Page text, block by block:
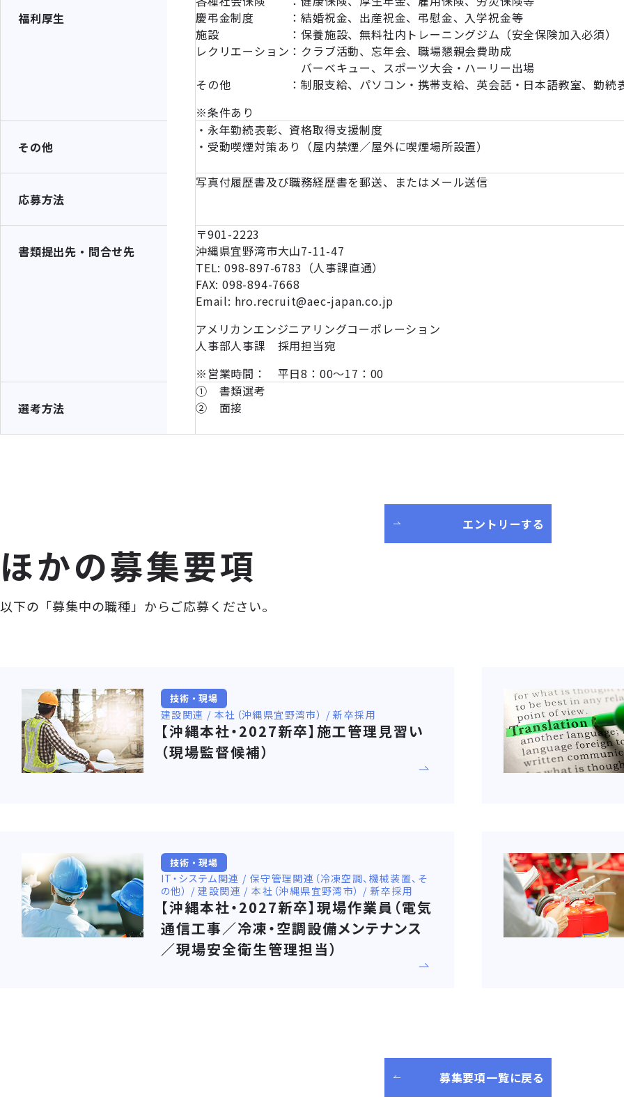
福利厚生
慶弔金制度 ：結婚祝金、出産祝金、弔慰金、入学祝金等
施設 ：保養施設、無料社内トレーニングジム（安全保険加入必須）
レクリエーション：クラブ活動、忘年会、職場懇親会費助成
バーベキュー、スポーツ大会・ハーリー出場
その他 ：制服支給、パソコン・携帯支給、英会話・日本語教室、勤続
※条件あり
その他
・永年勤続表彰、資格取得支援制度
・受動喫煙対策あり（屋内禁煙／屋外に喫煙場所設置）
応募方法
写真付履歴書及び職務経歴書を郵送、またはメール送信
書類提出先・問合せ先
〒901-2223
沖縄県宜野湾市大山7-11-47
TEL: 098-897-6783（人事課直通）
FAX: 098-894-7668
Email: hro.recruit@aec-japan.co.jp
アメリカンエンジニアリングコーポレーション
人事部人事課 採用担当宛
※営業時間： 平日8：00～17：00
選考方法
① 書類選考
② 面接
エントリーする
ほかの募集要項
以下の「募集中の職種」からご応募ください。
技術・現場
建設関連 / 本社（沖縄県宜野湾市） / 新卒採用
【沖縄本社・2027新卒】施工管理見習い
（現場監督候補）
技術・現場
IT・システム関連 / 保守管理関連（冷凍空調、機械装置、そ
の他） / 建設関連 / 本社（沖縄県宜野湾市） / 新卒採用
【沖縄本社・2027新卒】現場作業員（電気
通信工事／冷凍・空調設備メンテナンス
／現場安全衛生管理担当）
募集要項一覧に戻る